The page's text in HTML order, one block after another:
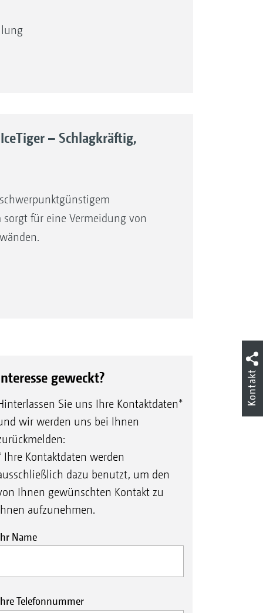
Bedienterminal AmaTron
– Schlagkräftig,
für eine Vermeidung von
am Heck des Traktors.
und bietet durch ein integriertes
Behälterinnenbeleuchtung
gegenüber konventionellen
von Salzwasser sind.
herabfallenden Schnee von
Glätte für eine breite Sicht auf
geweckt?
Sie uns Ihre Kontaktdaten*
wir werden uns bei Ihnen
Ihre Kontaktdaten werden
dazu benutzt, um den
Ihnen gewünschten Kontakt zu
aufzunehmen.
Name
Telefonnummer
Kontakt